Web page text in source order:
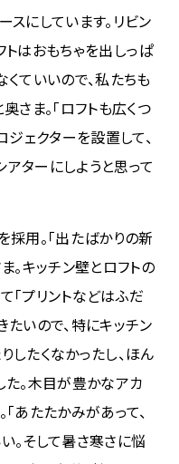
スにしています。リビン
トはおもちゃを出しっぱ
ていいので、私たちも
さま。「ロフトも広くつ
ジェクターを設置して、
ターにしようと思って
採用。「出たばかりの新
。キッチン壁とロフトの
「プリントなどはふだ
たいので、特にキッチン
したくなかったし、ほん
た。木目が豊かなアカ
あたたかみがあって、
。そして暑さ寒さに悩